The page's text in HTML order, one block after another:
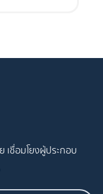
เชื่อมโยงผู้ประกอบ